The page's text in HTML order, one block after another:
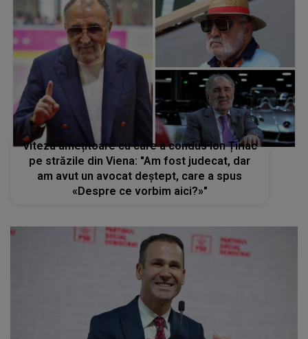
Viteza amețitoare cu care a condus Ion Țiriac
pe străzile din Viena: "Am fost judecat, dar
am avut un avocat deştept, care a spus
«Despre ce vorbim aici?»"